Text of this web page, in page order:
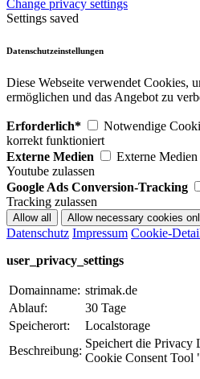
Change privacy settings
Settings saved
Datenschutzeinstellungen
Diese Webseite verwendet Cookies,
ermöglichen und das Angebot zu
Erforderlich*
Notwendige
korrekt funktioniert
Externe Medien
Externe
Youtube zulassen
Google Ads Conversion-Tracking
Tracking zulassen
Datenschutz Impressum Cookie-
user_privacy_settings
Domainname: strimak.de
Ablauf:
30 Tage
Speicherort:
Localstorage
Beschreibung:
Speichert die Privacy
Cookie Consent Tool